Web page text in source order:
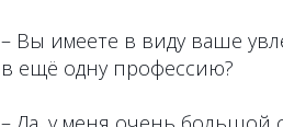
– Вы имеете в виду ваше
в ещё одну профессию?